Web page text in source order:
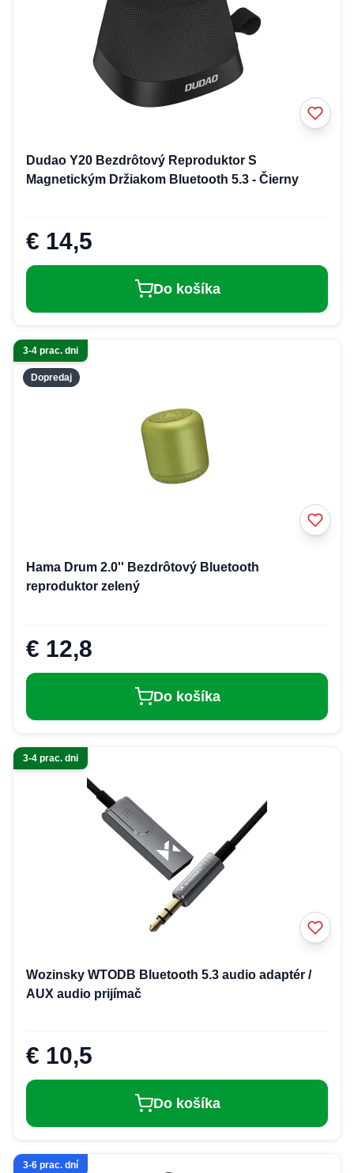
Dudao Y20 Bezdrôtový Reproduktor S
Magnetickým Držiakom Bluetooth 5.3 - Čierny
€ 14,5
Do košíka
Dopredaj
3-4 prac. dni
Hama Drum 2.0'' Bezdrôtový Bluetooth
reproduktor zelený
€ 12,8
Do košíka
3-4 prac. dni
Wozinsky WTODB Bluetooth 5.3 audio adaptér /
AUX audio prijímač
€ 10,5
Do košíka
3-6 prac. dní